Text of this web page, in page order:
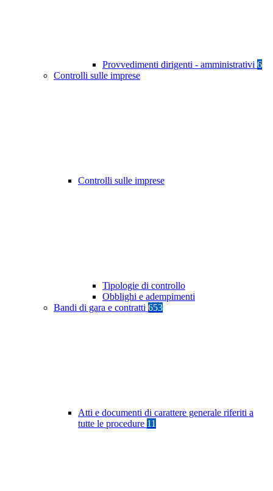
Provvedimenti dirigenti - amministrativi 6
Controlli sulle imprese
Controlli sulle imprese
Tipologie di controllo
Obblighi e adempimenti
Bandi di gara e contratti 653
Atti e documenti di carattere generale riferiti a
tutte le procedure 11